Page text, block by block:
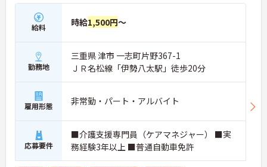
給料 時給1,500円～
勤務地
三重県 津市 一志町片野367-1
ＪＲ名松線「伊勢八太駅」徒歩20分
雇用形態 非常勤・パート・アルバイト
応募要件
■介護支援専門員（ケアマネジャー） ■実
務経験3年以上 ■普通自動車免許